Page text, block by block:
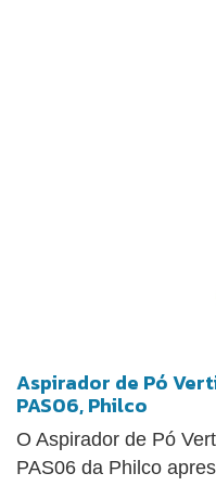
Aspirador de Pó
PAS06, Philco
O Aspirador de Pó
PAS06 da Philco